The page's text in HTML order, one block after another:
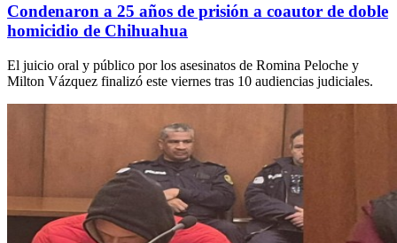
Condenaron a 25 años de prisión a coautor de doble
homicidio de Chihuahua
El juicio oral y público por los asesinatos de Romina Peloche y
Milton Vázquez finalizó este viernes tras 10 audiencias judiciales.